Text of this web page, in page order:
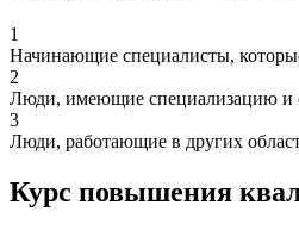
1
Начинающие специалисты,
2
Люди, имеющие специализацию и
3
Люди, работающие в других
Курс повышения